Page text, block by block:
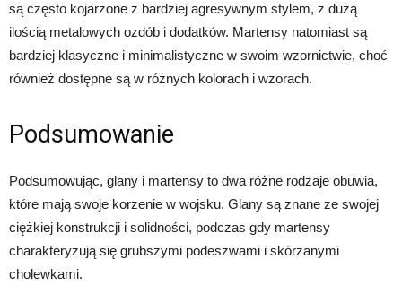
są często kojarzone z bardziej agresywnym stylem, z dużą
ilością metalowych ozdób i dodatków. Martensy natomiast są
bardziej klasyczne i minimalistyczne w swoim wzornictwie, choć
również dostępne są w różnych kolorach i wzorach.
Podsumowanie
Podsumowując, glany i martensy to dwa różne rodzaje obuwia,
które mają swoje korzenie w wojsku. Glany są znane ze swojej
ciężkiej konstrukcji i solidności, podczas gdy martensy
charakteryzują się grubszymi podeszwami i skórzanymi
cholewkami.